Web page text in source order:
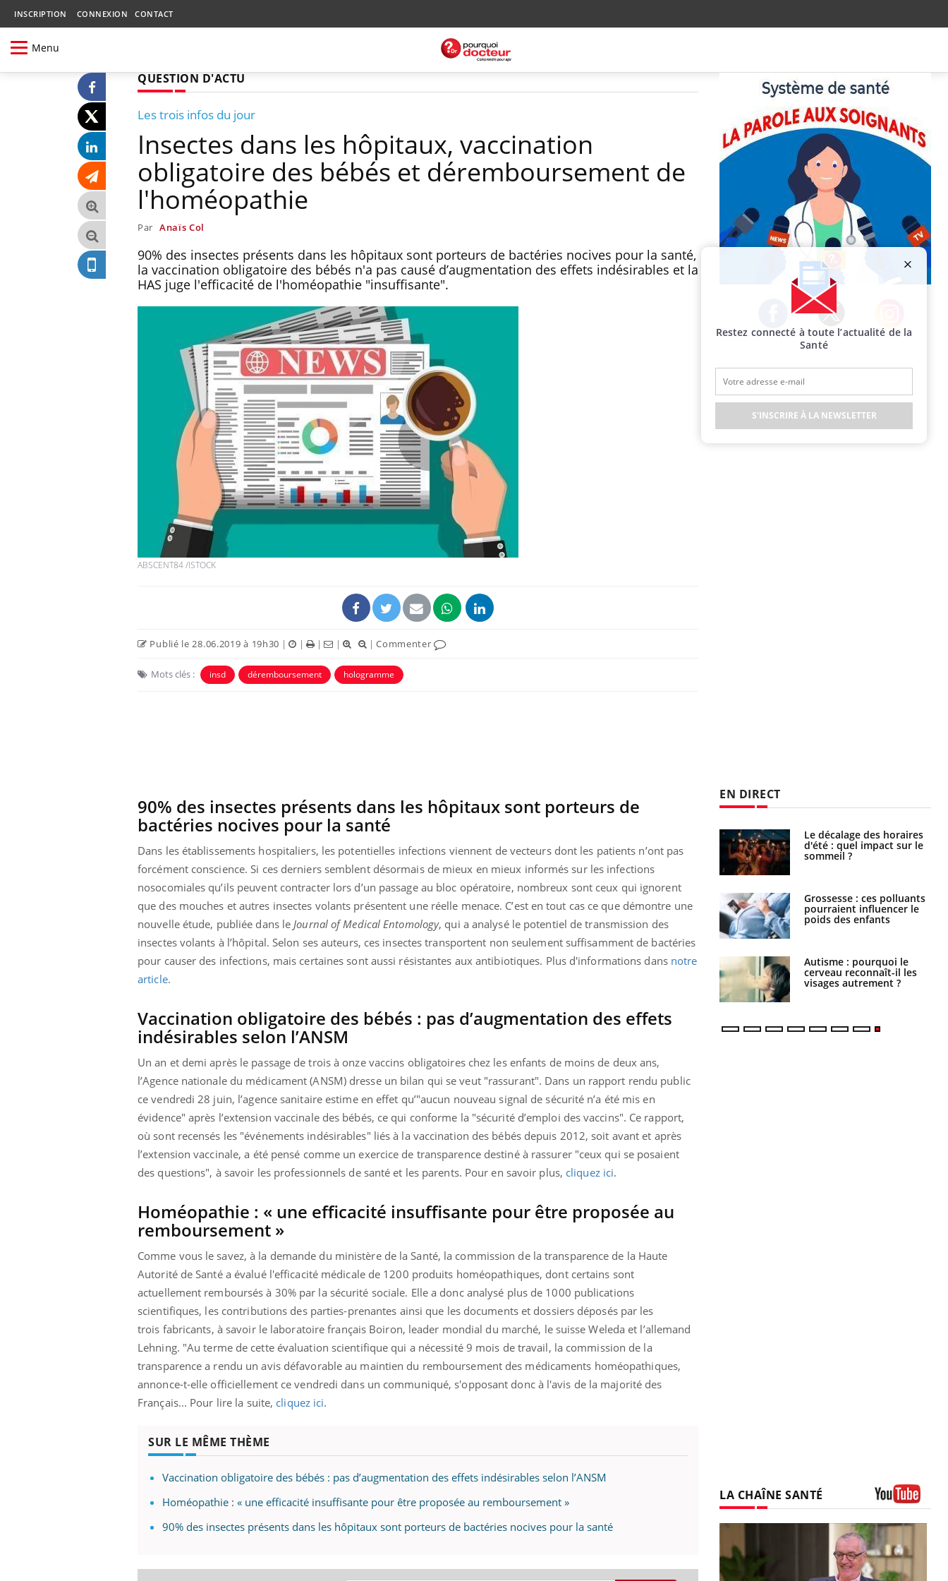
INSCRIPTION CONNEXION CONTACT
Menu
QUESTION D'ACTU
Les trois infos du jour
Insectes dans les hôpitaux, vaccination
obligatoire des bébés et déremboursement de
l'homéopathie
Par Anaïs Col
90% des insectes présents dans les hôpitaux sont porteurs de bactéries nocives pour la santé,
la vaccination obligatoire des bébés n'a pas causé d’augmentation des effets indésirables et la
HAS juge l'efficacité de l'homéopathie "insuffisante".
ABSCENT84 /ISTOCK
Publié le 28.06.2019 à 19h30 | | | | |Commenter
Mots clés : insd déremboursement hologramme
90% des insectes présents dans les hôpitaux sont porteurs de
bactéries nocives pour la santé
Dans les établissements hospitaliers, les potentielles infections viennent de vecteurs dont les patients n’ont pas
forcément conscience. Si ces derniers semblent désormais de mieux en mieux informés sur les infections
nosocomiales qu’ils peuvent contracter lors d’un passage au bloc opératoire, nombreux sont ceux qui ignorent
que des mouches et autres insectes volants présentent une réelle menace. C’est en tout cas ce que démontre une
nouvelle étude, publiée dans le Journal of Medical Entomology, qui a analysé le potentiel de transmission des
insectes volants à l’hôpital. Selon ses auteurs, ces insectes transportent non seulement suffisamment de bactéries
pour causer des infections, mais certaines sont aussi résistantes aux antibiotiques. Plus d'informations dans notre
article.
Vaccination obligatoire des bébés : pas d’augmentation des effets
indésirables selon l’ANSM
Un an et demi après le passage de trois à onze vaccins obligatoires chez les enfants de moins de deux ans,
l’Agence nationale du médicament (ANSM) dresse un bilan qui se veut "rassurant". Dans un rapport rendu public
ce vendredi 28 juin, l’agence sanitaire estime en effet qu’"aucun nouveau signal de sécurité n’a été mis en
évidence" après l’extension vaccinale des bébés, ce qui conforme la "sécurité d’emploi des vaccins". Ce rapport,
où sont recensés les "événements indésirables" liés à la vaccination des bébés depuis 2012, soit avant et après
l’extension vaccinale, a été pensé comme un exercice de transparence destiné à rassurer "ceux qui se posaient
des questions", à savoir les professionnels de santé et les parents. Pour en savoir plus, cliquez ici.
Homéopathie : « une efficacité insuffisante pour être proposée au
remboursement »
Comme vous le savez, à la demande du ministère de la Santé, la commission de la transparence de la Haute
Autorité de Santé a évalué l'efficacité médicale de 1200 produits homéopathiques, dont certains sont
actuellement remboursés à 30% par la sécurité sociale. Elle a donc analysé plus de 1000 publications
scientifiques, les contributions des parties-prenantes ainsi que les documents et dossiers déposés par les
trois fabricants, à savoir le laboratoire français Boiron, leader mondial du marché, le suisse Weleda et l’allemand
Lehning. "Au terme de cette évaluation scientifique qui a nécessité 9 mois de travail, la commission de la
transparence a rendu un avis défavorable au maintien du remboursement des médicaments homéopathiques,
annonce-t-elle officiellement ce vendredi dans un communiqué, s'opposant donc à l'avis de la majorité des
Français... Pour lire la suite, cliquez ici.
SUR LE MÊME THÈME
Vaccination obligatoire des bébés : pas d’augmentation des effets indésirables selon l’ANSM
Homéopathie : « une efficacité insuffisante pour être proposée au remboursement »
90% des insectes présents dans les hôpitaux sont porteurs de bactéries nocives pour la santé
Facebook Twitter Instagram
EN DIRECT
Mordue par un
barracuda, une petite fille
secourue grâce à un
réflexe essentiel
Légionellose en Suisse :
quelle est l’origine de la
contamination ?
Allergies alimentaires :
les réactions sévères
Comment gérer le
sommeil des enfants en
vacances ?
Bilan prévention : ce que
les kinés pourront
bientôt faire
TDAH : quel est ce
"madeleine de Proust"
enfin expliqué
Intolérance au gluten : les
nouvelles
recommandations de la
HAS
Insuffisance cardiaque :
Le décalage des horaires
d'été : quel impact sur le
sommeil ?
Grossesse : ces polluants
pourraient influencer le
poids des enfants
Autisme : pourquoi le
cerveau reconnaît-il les
visages autrement ?
LA CHAÎNE SANTÉ
Restez connecté à toute l’actualité de la
Santé
S'INSCRIRE À LA NEWSLETTER